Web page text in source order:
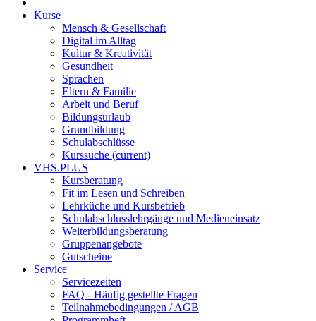
Kurse
Mensch & Gesellschaft
Digital im Alltag
Kultur & Kreativität
Gesundheit
Sprachen
Eltern & Familie
Arbeit und Beruf
Bildungsurlaub
Grundbildung
Schulabschlüsse
Kurssuche (current)
VHS.PLUS
Kursberatung
Fit im Lesen und Schreiben
Lehrküche und Kursbetrieb
Schulabschlusslehrgänge und Medieneinsatz
Weiterbildungsberatung
Gruppenangebote
Gutscheine
Service
Servicezeiten
FAQ - Häufig gestellte Fragen
Teilnahmebedingungen / AGB